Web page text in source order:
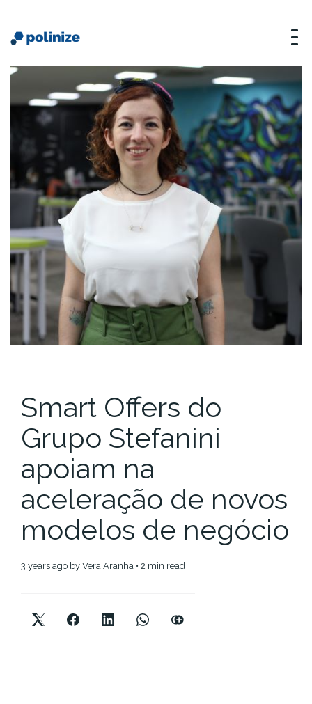
Smart Offers do
Grupo Stefanini
apoiam na
aceleração de novos
modelos de negócio
3 years ago by Vera Aranha • 2 min read